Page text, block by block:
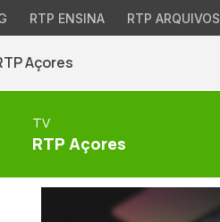
RTP ENSINA RTP ARQUIVOS
Açores
TV
RTP Açores